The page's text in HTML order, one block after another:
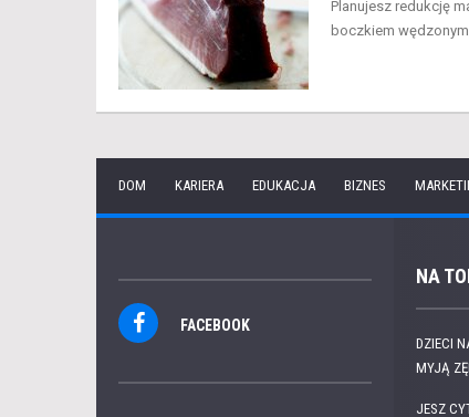
Planujesz redukcję
boczkiem
DOM KARIERA EDUKACJA BIZNES
FACEBOOK
NA
DZIECI
MYJĄ
JESZ